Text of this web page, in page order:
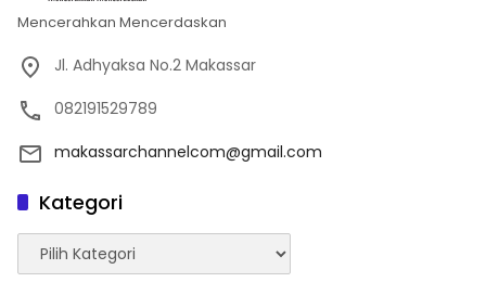
Mencerahkan Mencerdaskan
Jl. Adhyaksa No.2 Makassar
082191529789
makassarchannelcom@gmail.com
Kategori
Kategori